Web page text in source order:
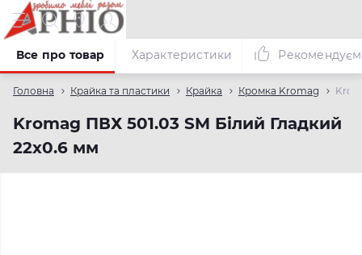
Головна Крайка та пластики Крайка Кромка Kromag
Kromag ПВХ 501.03 SM Білий Гладкий
22х0.6 мм
Все про товар Характеристики